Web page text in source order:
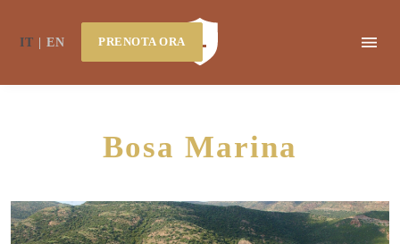
IT EN PRENOTA ORA
Bosa Marina